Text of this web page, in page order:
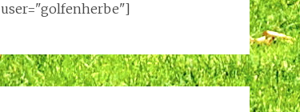
user="golfenherbe"]